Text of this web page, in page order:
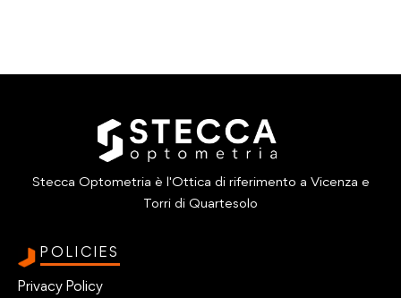
Stecca Optometria è l'Ottica di riferimento a Vicenza e
Torri di Quartesolo
POLICIES
Privacy Policy